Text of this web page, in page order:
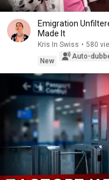
Emigration
Made It
Kris In Swiss • 580
New
Auto-